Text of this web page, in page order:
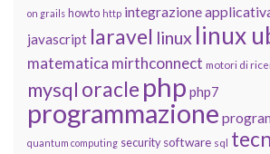
on grails howto http integrazione
javascript laravel linux linux
matematica mirthconnect motori di
mysql oracle php php7
programmazione
quantum computing security software sql